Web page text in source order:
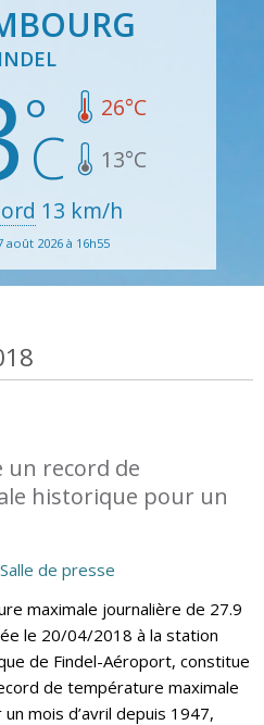
26°C
13°C
13 km/h
août 2026 à 16h55
un record de
historique pour un
Salle de presse
maximale journalière de 27.9
le 20/04/2018 à la station
de Findel-Aéroport, constitue
de température maximale
mois d’avril depuis 1947,